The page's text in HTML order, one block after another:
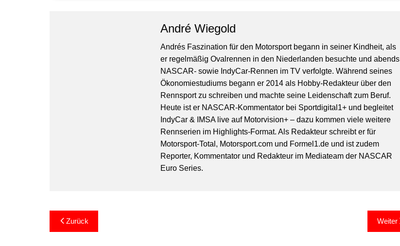
André Wiegold
Andrés Faszination für den Motorsport begann in seiner Kindheit, als
er regelmäßig Ovalrennen in den Niederlanden besuchte und abends
NASCAR- sowie IndyCar-Rennen im TV verfolgte. Während seines
Ökonomiestudiums begann er 2014 als Hobby-Redakteur über den
Rennsport zu schreiben und machte seine Leidenschaft zum Beruf.
Heute ist er NASCAR-Kommentator bei Sportdigital1+ und begleitet
IndyCar & IMSA live auf Motorvision+ – dazu kommen viele weitere
Rennserien im Highlights-Format. Als Redakteur schreibt er für
Motorsport-Total, Motorsport.com und Formel1.de und ist zudem
Reporter, Kommentator und Redakteur im Mediateam der NASCAR
Euro Series.
Beitragsnavigation
Zurück Weiter